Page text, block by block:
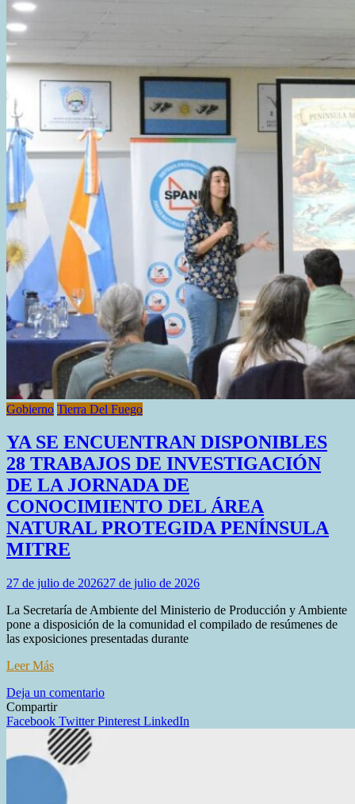
EXTIENDE
EL
PROGRAMA
FORTALECIMIENTO
EDUCATIVO
Gobierno Tierra Del Fuego
YA SE ENCUENTRAN DISPONIBLES
28 TRABAJOS DE INVESTIGACIÓN
DE LA JORNADA DE
CONOCIMIENTO DEL ÁREA
NATURAL PROTEGIDA PENÍNSULA
MITRE
27 de julio de 202627 de julio de 2026
La Secretaría de Ambiente del Ministerio de Producción y Ambiente
pone a disposición de la comunidad el compilado de resúmenes de
las exposiciones presentadas durante
Leer Más
Deja un comentarioen
SE
Compartir
Facebook TwitterPinterest LinkedIn